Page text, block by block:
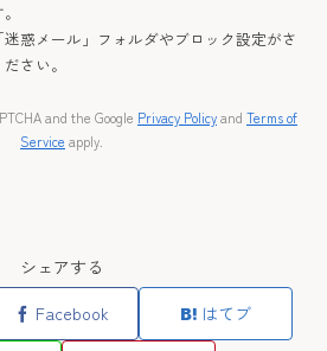
惑メール」 フォルダやブロック設定がさ
さい。
and the Google Privacy Policyand Terms of
Service apply.
シェアする
Facebook はてブ